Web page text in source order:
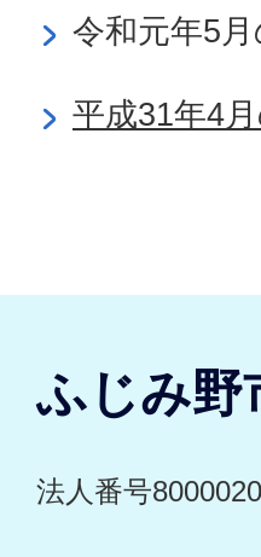
令和元年5
平成31年4
ふじみ野
法人番号